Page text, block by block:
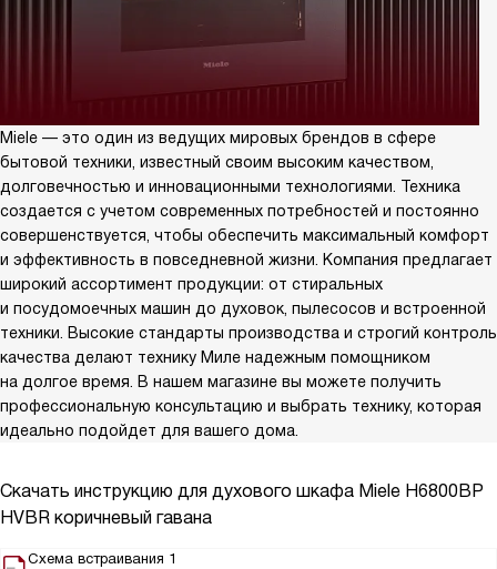
Miele — это один из ведущих мировых брендов в сфере
бытовой техники, известный своим высоким качеством,
долговечностью и инновационными технологиями. Техника
создается с учетом современных потребностей и постоянно
совершенствуется, чтобы обеспечить максимальный комфорт
и эффективность в повседневной жизни. Компания предлагает
широкий ассортимент продукции: от стиральных
и посудомоечных машин до духовок, пылесосов и встроенной
техники. Высокие стандарты производства и строгий контроль
качества делают технику Миле надежным помощником
на долгое время. В нашем магазине вы можете получить
профессиональную консультацию и выбрать технику, которая
идеально подойдет для вашего дома.
Скачать инструкцию для духового шкафа Miele H6800BP
HVBR коричневый гавана
Схема встраивания 1